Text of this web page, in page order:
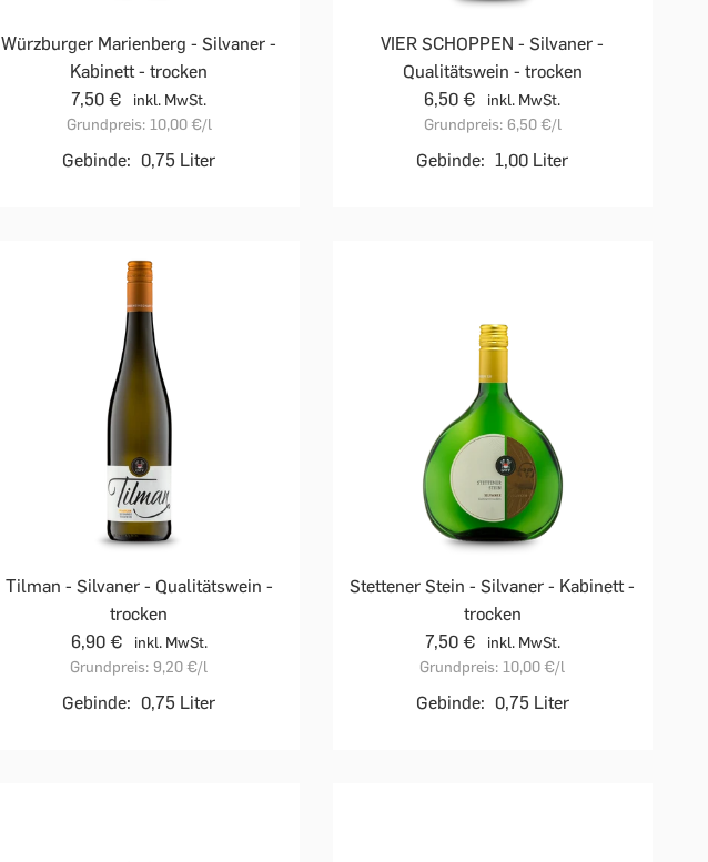
Würzburger Marienberg - Silvaner -
Kabinett - trocken
7,50 €
inkl. MwSt.
Grundpreis: 10,00 €/l
Gebinde: 0,75 Liter
VIER SCHOPPEN - Silvaner -
Qualitätswein - trocken
6,50 €
inkl. MwSt.
Grundpreis: 6,50 €/l
Gebinde: 1,00 Liter
Tilman - Silvaner - Qualitätswein -
trocken
6,90 €
inkl. MwSt.
Grundpreis: 9,20 €/l
Gebinde: 0,75 Liter
Stettener Stein - Silvaner - Kabinett -
trocken
7,50 €
inkl. MwSt.
Grundpreis: 10,00 €/l
Gebinde: 0,75 Liter